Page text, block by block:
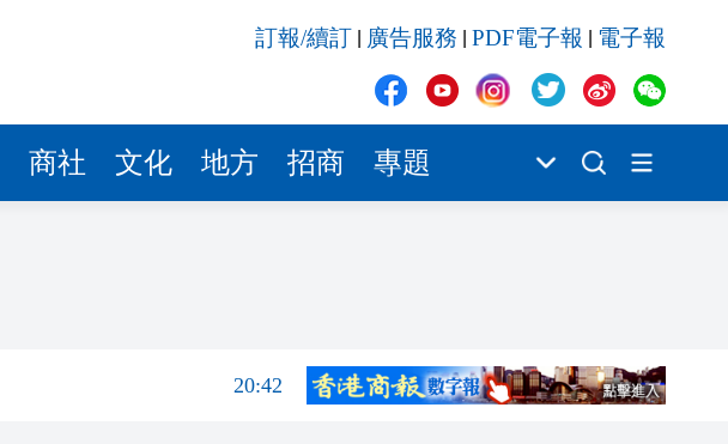
訂報/續訂 廣告服務 PDF電子報 電子報
商社 文化 地方 招商 專題
20:40
20:34
20:41